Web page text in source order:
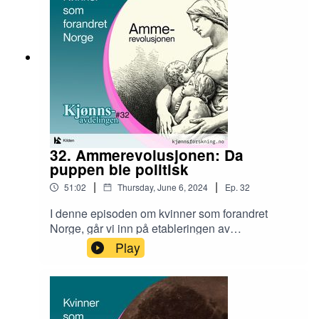
Runa Haukaa, kvinnehistorie.no: artikler om
nyfeministene og den nye kvinnebevegelsen og
om Lesbisk bevegelseProgramleder: Hanne
Skogvang StorkKlipp: Portapod
32. Ammerevolusjonen: Da
puppen ble politisk
51:02 | Thursday, June 6, 2024 | Ep. 32
I denne episoden om kvinner som forandret
Norge, går vi inn på etableringen av
Ammehjelpen i 1968 og hvordan det hang
sammen med den framvoksende
kvinnebevegelsen - og også litt ammehistorie.I
episoden hører du: Gro Nylander - nyfeminist,
lege og forfatter; Trine Rogg Korsvik, Kildens
Play